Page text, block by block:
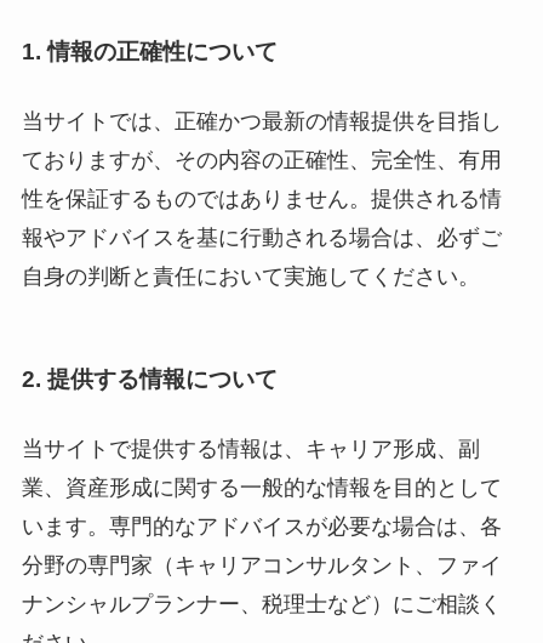
1. 情報の正確性について
当サイトでは、正確かつ最新の情報提供を目指し
ておりますが、その内容の正確性、完全性、有用
性を保証するものではありません。提供される情
報やアドバイスを基に行動される場合は、必ずご
自身の判断と責任において実施してください。
2. 提供する情報について
当サイトで提供する情報は、キャリア形成、副
業、資産形成に関する一般的な情報を目的として
います。専門的なアドバイスが必要な場合は、各
分野の専門家（キャリアコンサルタント、ファイ
ナンシャルプランナー、税理士など）にご相談く